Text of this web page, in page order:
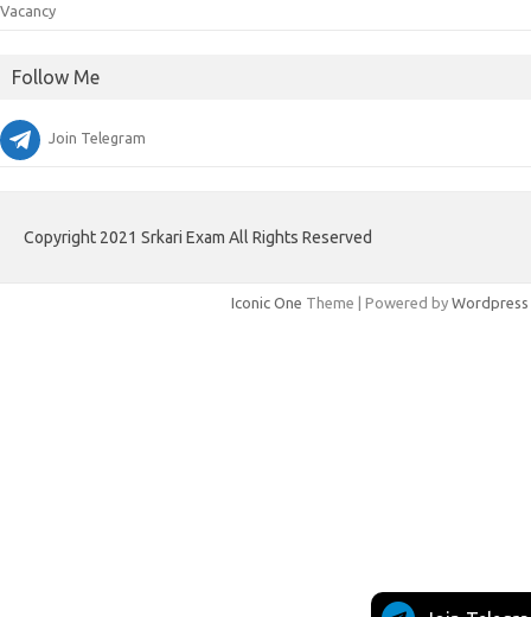
Vacancy
Follow Me
Join Telegram
Copyright 2021 Srkari Exam All Rights Reserved
Iconic One Theme | Powered by Wordpress